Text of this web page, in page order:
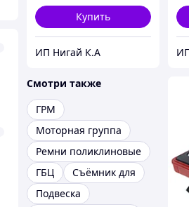
Купить
ИП Нигай К.А
Смотри также
ГРМ
Моторная группа
Ремни поликлиновые
ГБЦ
Съёмник для
Подвеска